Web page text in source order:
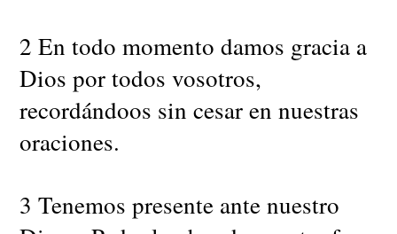
2 En todo momento damos gracia a
Dios por todos vosotros,
recordándoos sin cesar en nuestras
oraciones.
3 Tenemos presente ante nuestro